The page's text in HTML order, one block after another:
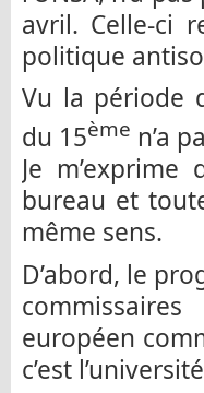
avril. Celle-ci
politique
Vu la période
du 15ème n’a
Je
bureau et
même sens.
D’abord, le
européen
c’est